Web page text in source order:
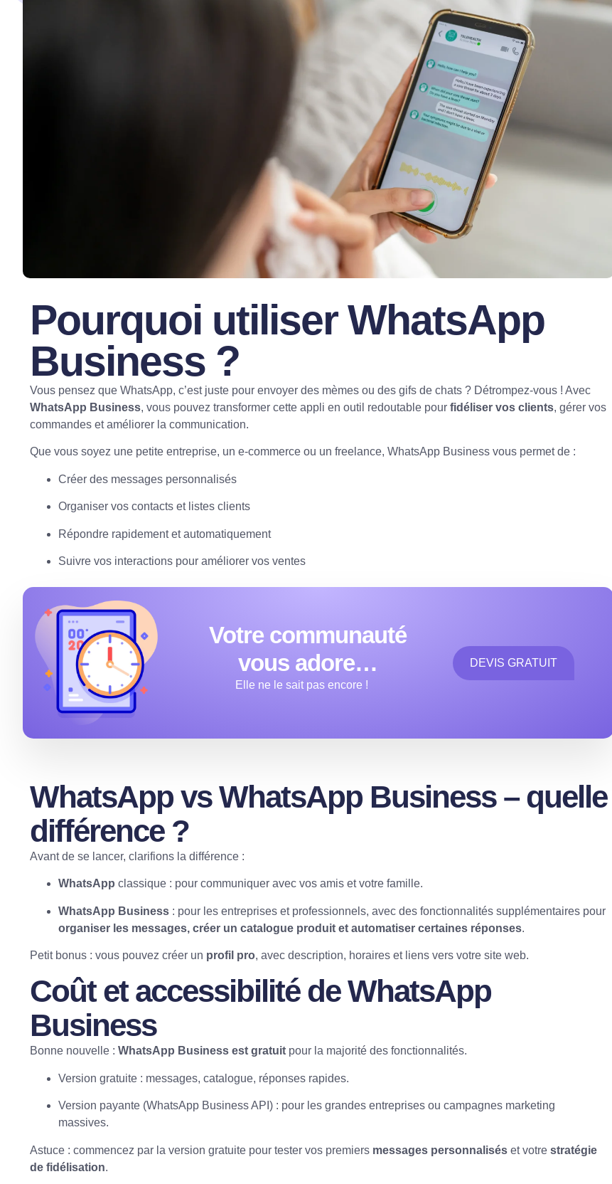
Pourquoi utiliser WhatsApp
Business ?
Vous pensez que WhatsApp, c’est juste pour envoyer des mèmes ou des gifs de chats ? Détrompez-vous ! Avec
WhatsApp Business, vous pouvez transformer cette appli en outil redoutable pour fidéliser vos clients, gérer vos
commandes et améliorer la communication.
Que vous soyez une petite entreprise, un e-commerce ou un freelance, WhatsApp Business vous permet de :
Créer des messages personnalisés
Organiser vos contacts et listes clients
Répondre rapidement et automatiquement
Suivre vos interactions pour améliorer vos ventes
Votre communauté
vous adore…
Elle ne le sait pas encore !
DEVIS GRATUIT
WhatsApp vs WhatsApp Business – quelle
différence ?
Avant de se lancer, clarifions la différence :
WhatsApp classique : pour communiquer avec vos amis et votre famille.
WhatsApp Business : pour les entreprises et professionnels, avec des fonctionnalités supplémentaires pour
organiser les messages, créer un catalogue produit et automatiser certaines réponses.
Petit bonus : vous pouvez créer un profil pro, avec description, horaires et liens vers votre site web.
Coût et accessibilité de WhatsApp
Business
Bonne nouvelle : WhatsApp Business est gratuit pour la majorité des fonctionnalités.
Version gratuite : messages, catalogue, réponses rapides.
Version payante (WhatsApp Business API) : pour les grandes entreprises ou campagnes marketing
massives.
Astuce : commencez par la version gratuite pour tester vos premiers messages personnalisés et votre stratégie
de fidélisation.